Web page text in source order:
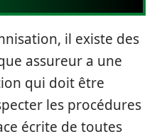
il existe des
assureur a une
qui doit être
les procédures
écrite de toutes